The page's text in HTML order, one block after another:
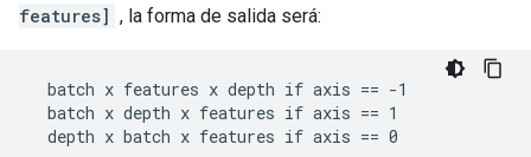
features] , la forma de salida será:
  batch x features x depth if axis == -1
  batch x depth x features if axis == 1
  depth x batch x features if axis == 0